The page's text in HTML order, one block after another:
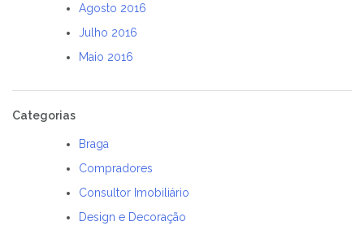
Agosto 2016
Julho 2016
Maio 2016
Categorias
Braga
Compradores
Consultor Imobiliário
Design e Decoração